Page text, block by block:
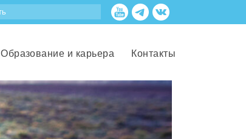
Образование и карьера Контакты